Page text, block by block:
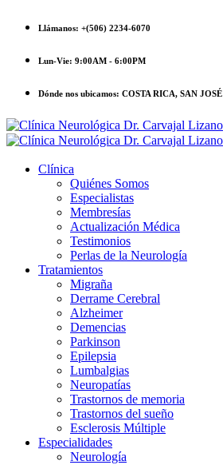
Llámanos: +(506) 2234-6070
Lun-Vie: 9:00AM - 6:00PM
Dónde nos ubicamos: COSTA RICA, SAN JOSÉ
Clínica
Quiénes Somos
Especialistas
Membresías
Actualización Médica
Testimonios
Perlas de la Neurología
Tratamientos
Migraña
Derrame Cerebral
Alzheimer
Demencias
Parkinson
Epilepsia
Lumbalgias
Neuropatías
Trastornos de memoria
Trastornos del sueño
Esclerosis Múltiple
Especialidades
Neurología